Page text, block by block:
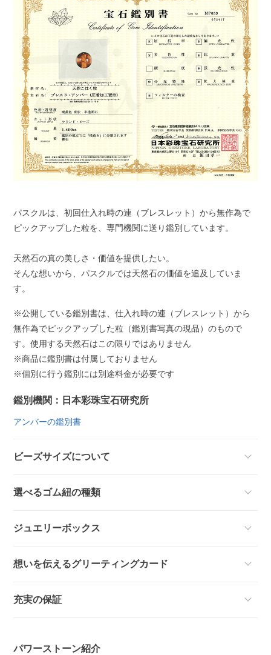
パスクルは、初回仕入れ時の連（ブレスレット）から無作為で
ピックアップした粒を、専門機関に送り鑑別しています。
天然石の真の美しさ・価値を提供したい。
そんな想いから、パスクルでは天然石の価値を追及していま
す。
※公開している鑑別書は、仕入れ時の連（ブレスレット）から
無作為でピックアップした粒（鑑別書写真の現品）のもので
す。使用する天然石はこの限りではありません
※商品に鑑別書は付属しておりません
※個別に行う鑑別には別途料金が必要です
鑑別機関：日本彩珠宝石研究所
アンバーの鑑別書
ビーズサイズについて
選べるゴム紐の種類
ジュエリーボックス
想いを伝えるグリーティングカード
充実の保証
パワーストーン紹介